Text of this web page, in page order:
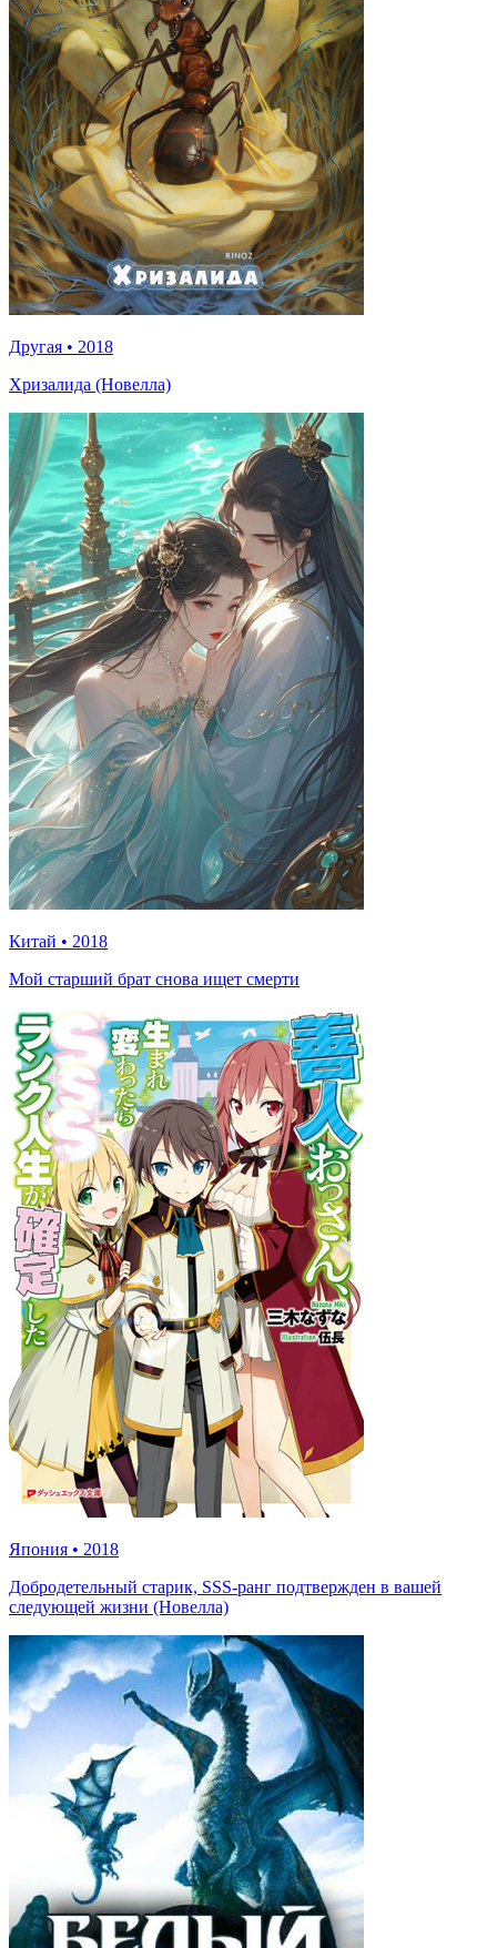
Другая • 2018
Хризалида (Новелла)
Китай • 2018
Мой старший брат снова ищет смерти
Япония • 2018
Добродетельный старик, SSS-ранг подтвержден в вашей
следующей жизни (Новелла)